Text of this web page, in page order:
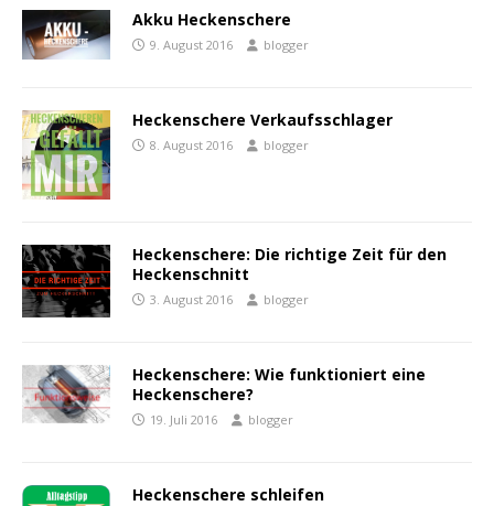
Akku Heckenschere
9. August 2016 blogger
Heckenschere Verkaufsschlager
8. August 2016 blogger
Heckenschere: Die richtige Zeit für den
Heckenschnitt
3. August 2016 blogger
Heckenschere: Wie funktioniert eine
Heckenschere?
19. Juli 2016 blogger
Heckenschere schleifen